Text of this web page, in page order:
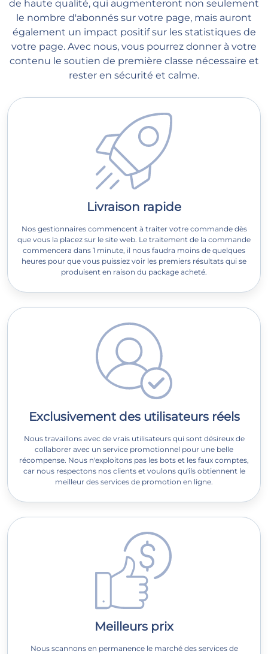
de haute qualité, qui augmenteront non seulement
le nombre d'abonnés sur votre page, mais auront
également un impact positif sur les statistiques de
votre page. Avec nous, vous pourrez donner à votre
contenu le soutien de première classe nécessaire et
rester en sécurité et calme.
Livraison rapide
Nos gestionnaires commencent à traiter votre commande dès
que vous la placez sur le site web. Le traitement de la commande
commencera dans 1 minute, il nous faudra moins de quelques
heures pour que vous puissiez voir les premiers résultats qui se
produisent en raison du package acheté.
Exclusivement des utilisateurs réels
Nous travaillons avec de vrais utilisateurs qui sont désireux de
collaborer avec un service promotionnel pour une belle
récompense. Nous n'exploitons pas les bots et les faux comptes,
car nous respectons nos clients et voulons qu'ils obtiennent le
meilleur des services de promotion en ligne.
Meilleurs prix
Nous scannons en permanence le marché des services de